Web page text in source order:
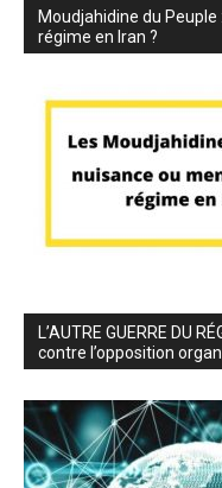
Moudjahidine du
régime en Iran ?
L’AUTRE GUERRE DU
contre l’opposition